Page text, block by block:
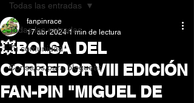
Todas las entradas
Tu comunidad
Consejos para bloguear
Todas las entradas
💥BOLSA DEL
CORREDOR VIII EDICIÓN
FAN-PIN "MIGUEL DE
fanpinrace
17 abr 2024 1 min de lectura